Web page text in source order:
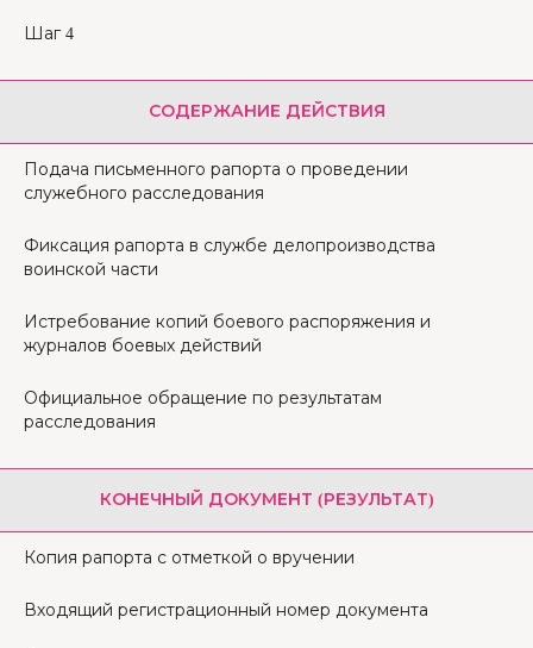
Шаг 4
СОДЕРЖАНИЕ ДЕЙСТВИЯ
Подача письменного рапорта о проведении
служебного расследования
Фиксация рапорта в службе делопроизводства
воинской части
Истребование копий боевого распоряжения и
журналов боевых действий
Официальное обращение по результатам
расследования
КОНЕЧНЫЙ ДОКУМЕНТ (РЕЗУЛЬТАТ)
Копия рапорта с отметкой о вручении
Входящий регистрационный номер документа